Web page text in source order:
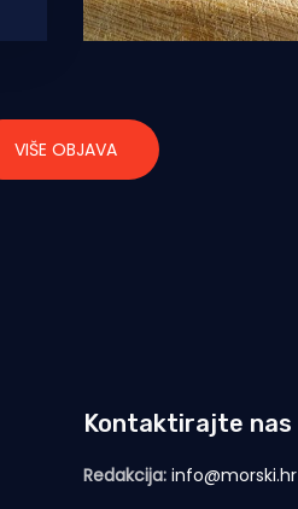
VIŠE OBJAVA
Kontaktirajte nas
Redakcija: info@morski.hr